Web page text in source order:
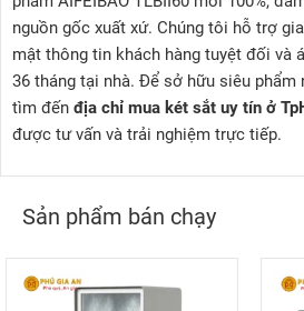
nguồn gốc xuất xứ. Chúng tôi hỗ trợ
mật thông tin khách hàng tuyệt đối và
36 tháng tại nhà. Để sở hữu siêu phẩm
tìm đến địa chỉ mua két sắt uy tín ở
được tư vấn và trải nghiệm trực tiếp.
Sản phẩm bán chạy